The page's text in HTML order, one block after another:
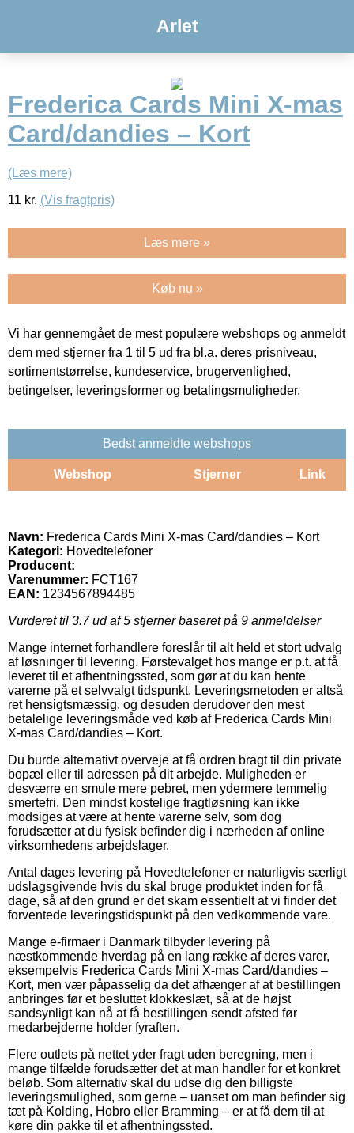
Arlet
Frederica Cards Mini X-mas
Card/dandies – Kort
(Læs mere)
11 kr. (Vis fragtpris)
Læs mere »
Køb nu »
Vi har gennemgået de mest populære webshops og anmeldt
dem med stjerner fra 1 til 5 ud fra bl.a. deres prisniveau,
sortimentstørrelse, kundeservice, brugervenlighed,
betingelser, leveringsformer og betalingsmuligheder.
Bedst anmeldte webshops
Webshop Stjerner Link
Navn: Frederica Cards Mini X-mas Card/dandies – Kort
Kategori: Hovedtelefoner
Producent:
Varenummer: FCT167
EAN: 1234567894485
Vurderet til 3.7ud af 5 stjerner baseret på 9 anmeldelser
Mange internet forhandlere foreslår til alt held et stort udvalg
af løsninger til levering. Førstevalget hos mange er p.t. at få
leveret til et afhentningssted, som gør at du kan hente
varerne på et selvvalgt tidspunkt. Leveringsmetoden er altså
ret hensigtsmæssig, og desuden derudover den mest
betalelige leveringsmåde ved køb af Frederica Cards Mini
X-mas Card/dandies – Kort.
Du burde alternativt overveje at få ordren bragt til din private
bopæl eller til adressen på dit arbejde. Muligheden er
desværre en smule mere pebret, men ydermere temmelig
smertefri. Den mindst kostelige fragtløsning kan ikke
modsiges at være at hente varerne selv, som dog
forudsætter at du fysisk befinder dig i nærheden af online
virksomhedens arbejdslager.
Antal dages levering på Hovedtelefoner er naturligvis særligt
udslagsgivende hvis du skal bruge produktet inden for få
dage, så af den grund er det skam essentielt at vi finder det
forventede leveringstidspunkt på den vedkommende vare.
Mange e-firmaer i Danmark tilbyder levering på
næstkommende hverdag på en lang række af deres varer,
eksempelvis Frederica Cards Mini X-mas Card/dandies –
Kort, men vær påpasselig da det afhænger af at bestillingen
anbringes før et besluttet klokkeslæt, så at de højst
sandsynligt kan nå at få bestillingen sendt afsted før
medarbejderne holder fyraften.
Flere outlets på nettet yder fragt uden beregning, men i
mange tilfælde forudsætter det at man handler for et konkret
beløb. Som alternativ skal du udse dig den billigste
leveringsmulighed, som gerne – uanset om man befinder sig
tæt på Kolding, Hobro eller Bramming – er at få dem til at
køre din pakke til et afhentningssted.